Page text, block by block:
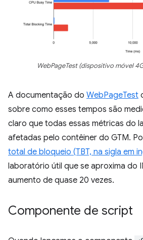
WebPageTest (dispositivo móvel
A documentação do WebPageTest
sobre como esses tempos são
claro que todas essas métricas do
afetadas pelo contêiner do GTM.
total de bloqueio (TBT, na sigla em
laboratório útil que se aproxima do
aumento de quase 20 vezes.
Componente de script